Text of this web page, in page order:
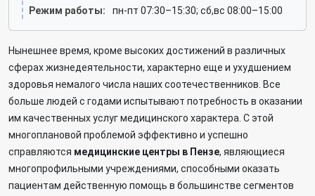
Режим работы:
пн-пт 07:30–15:30; сб,вс 08:00–15:00
Нынешнее время, кроме высоких достижений в различных
сферах жизнедеятельности, характерно еще и ухудшением
здоровья немалого числа наших соотечественников. Все
больше людей с годами испытывают потребность в оказании
им качественных услуг медицинского характера. С этой
многоплановой проблемой эффективно и успешно
справляются медицинские центры в Пензе, являющиеся
многопрофильными учреждениями, способными оказать
пациентам действенную помощь в большинстве сегментов